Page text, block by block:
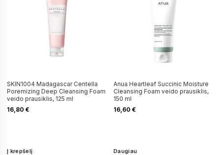
SKIN1004 Madagascar Centella
Poremizing Deep Cleansing Foam
veido prausiklis, 125 ml
16,80 €
Į krepšelį
Anua Heartleaf Succinic Moisture
Cleansing Foam veido prausiklis,
150 ml
16,60 €
Daugiau